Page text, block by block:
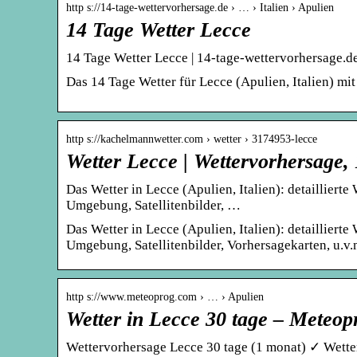
http s://14-tage-wettervorhersage.de › … › Italien › Apulien
14 Tage Wetter Lecce
14 Tage Wetter Lecce | 14-tage-
Das 14 Tage Wetter für Lecce (Apulien, Italien)
http s://kachelmannwetter.com › wetter › 3174953-lecce
Wetter Lecce |
Das Wetter in Lecce (Apulien, Italien): detaillierte
Umgebung, Satellitenbilder, …
Das Wetter in Lecce (Apulien, Italien): detaillierte
Umgebung, Satellitenbilder, Vorhersagekarten,
http s://www.meteoprog.com › … › Apulien
Wetter in Lecce 30 tage –
Wettervorhersage Lecce 30 tage (1 monat) ✓